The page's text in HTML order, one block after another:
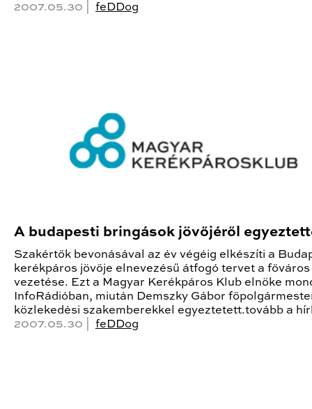
2007.05.30 | feDDog
A budapesti bringások jövőjéről
Szakértők bevonásával az év végéig elkészíti a
kerékpáros jövője elnevezésű átfogó tervet a főváros
vezetése. Ezt a Magyar Kerékpáros Klub elnöke
InfoRádióban, miután Demszky Gábor
közlekedési szakemberekkel egyeztetett.tovább a
2007.05.30 | feDDog